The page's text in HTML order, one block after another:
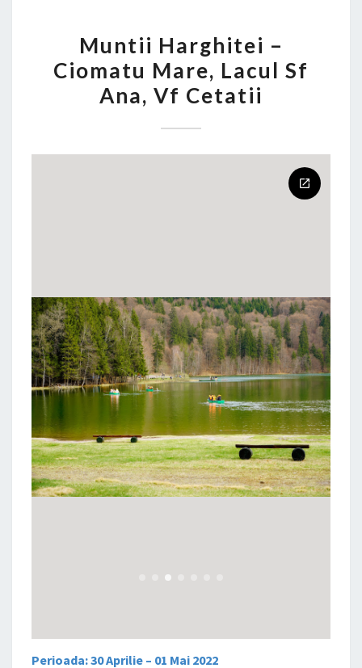
HARGHITEI
–
CIOMATU
SF
Muntii Harghitei –
Ciomatu Mare, Lacul Sf
Ana, Vf Cetatii
Perioada: 30 Aprilie – 01 Mai 2022